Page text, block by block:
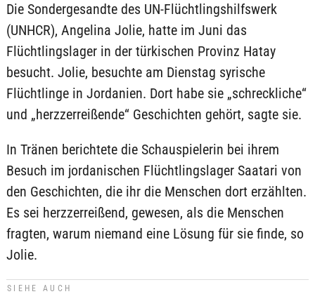
Die Sondergesandte des UN-Flüchtlingshilfswerk
(UNHCR), Angelina Jolie, hatte im Juni das
Flüchtlingslager in der türkischen Provinz Hatay
besucht. Jolie, besuchte am Dienstag syrische
Flüchtlinge in Jordanien. Dort habe sie „schreckliche“
und „herzzerreißende“ Geschichten gehört, sagte sie.
In Tränen berichtete die Schauspielerin bei ihrem
Besuch im jordanischen Flüchtlingslager Saatari von
den Geschichten, die ihr die Menschen dort erzählten.
Es sei herzzerreißend, gewesen, als die Menschen
fragten, warum niemand eine Lösung für sie finde, so
Jolie.
SIEHE AUCH